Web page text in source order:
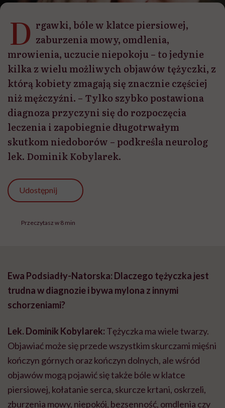
D rgawki, bóle w klatce piersiowej,
zaburzenia mowy, omdlenia,
mrowienia, uczucie niepokoju – to jedynie
kilka z wielu możliwych objawów tężyczki, z
którą kobiety zmagają się znacznie częściej
niż mężczyźni. – Tylko szybko postawiona
diagnoza przyczyni się do rozpoczęcia
leczenia i zapobiegnie długotrwałym
skutkom niedoborów – podkreśla neurolog
lek. Dominik Kobylarek.
Udostępnij
Przeczytasz w 8 min
Ewa Podsiadły-Natorska: Dlaczego tężyczka jest
trudna w diagnozie i bywa mylona z innymi
schorzeniami?
Lek. Dominik Kobylarek: Tężyczka ma wiele twarzy.
Objawiać może się przede wszystkim skurczami mięśni
kończyn górnych oraz kończyn dolnych, ale wśród
objawów mogą pojawić się także bóle w klatce
piersiowej, kołatanie serca, skurcze krtani, oskrzeli,
zburzenia mowy, niepokój, bezsenność, omdlenia czy